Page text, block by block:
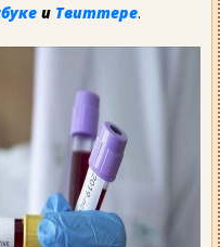
и Твиттере.